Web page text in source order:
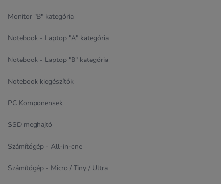
Monitor "B" kategória
Notebook - Laptop "A" kategória
Notebook - Laptop "B" kategória
Notebook kiegészítők
PC Komponensek
SSD meghajtó
Számítógép - All-in-one
Számítógép - Micro / Tiny / Ultra